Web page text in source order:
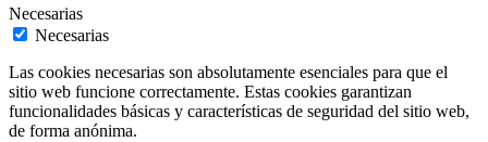
Necesarias
Necesarias
Las cookies necesarias son absolutamente esenciales para que el
sitio web funcione correctamente. Estas cookies garantizan
funcionalidades básicas y características de seguridad del sitio web,
de forma anónima.